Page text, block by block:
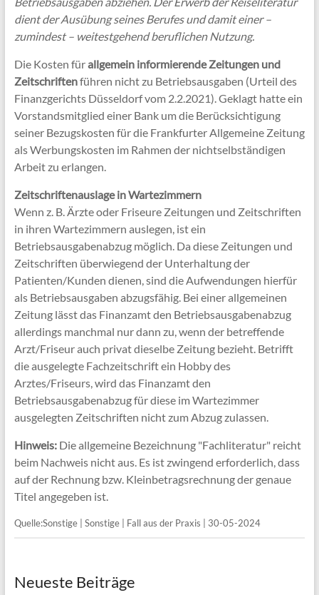
dient der Ausübung seines Berufes und damit einer –
zumindest – weitestgehend beruflichen Nutzung.
Die Kosten fürallgemein informierende Zeitungen und
Zeitschriftenführen nicht zu Betriebsausgaben (Urteil des
Finanzgerichts Düsseldorf vom 2.2.2021). Geklagt hatte ein
Vorstandsmitglied einer Bank um die Berücksichtigung
seiner Bezugskosten für die Frankfurter Allgemeine Zeitung
als Werbungskosten im Rahmen der nichtselbständigen
Arbeit zu erlangen.
Zeitschriftenauslage in Wartezimmern
Wenn z. B. Ärzte oder Friseure Zeitungen und Zeitschriften
in ihren Wartezimmern auslegen, ist ein
Betriebsausgabenabzug möglich. Da diese Zeitungen und
Zeitschriften überwiegend der Unterhaltung der
Patienten/Kunden dienen, sind die Aufwendungen hierfür
als Betriebsausgaben abzugsfähig. Bei einer allgemeinen
Zeitung lässt das Finanzamt den Betriebsausgabenabzug
allerdings manchmal nur dann zu, wenn der betreffende
Arzt/Friseur auch privat dieselbe Zeitung bezieht. Betrifft
die ausgelegte Fachzeitschrift ein Hobby des
Arztes/Friseurs, wird das Finanzamt den
Betriebsausgabenabzug für diese im Wartezimmer
ausgelegten Zeitschriften nicht zum Abzug zulassen.
Hinweis:Die allgemeine Bezeichnung "Fachliteratur" reicht
beim Nachweis nicht aus. Es ist zwingend erforderlich, dass
auf der Rechnung bzw. Kleinbetragsrechnung der genaue
Titel angegeben ist.
Quelle:Sonstige | Sonstige | Fall aus der Praxis | 30-05-2024
Neueste Beiträge